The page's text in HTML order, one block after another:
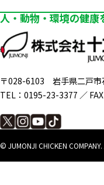
人・動物・環境の健康
〒028-6103 岩手県二戸
TEL：0195-23-3377 ／
©︎ JUMONJI CHICKEN COMPANY.